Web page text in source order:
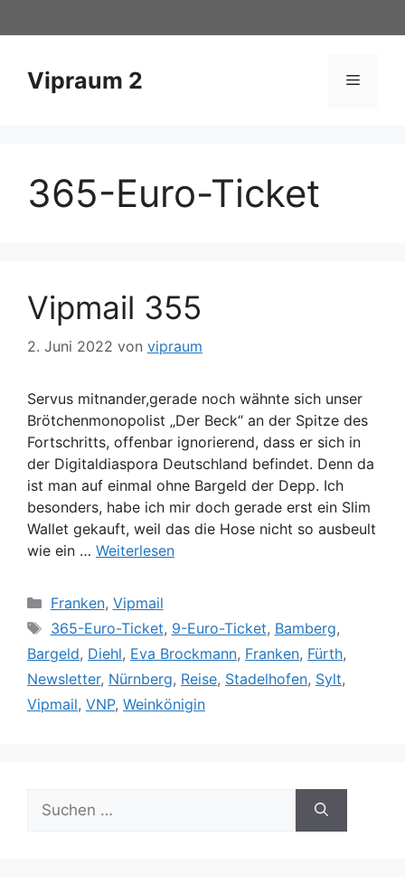
Inhalt
Vipraum 2 Menü
365-Euro-Ticket
Vipmail 355
2. Juni 2022 von vipraum
Servus mitnander,gerade noch wähnte sich unser
Brötchenmonopolist „Der Beck“ an der Spitze des
Fortschritts, offenbar ignorierend, dass er sich in
der Digitaldiaspora Deutschland befindet. Denn da
ist man auf einmal ohne Bargeld der Depp. Ich
besonders, habe ich mir doch gerade erst ein Slim
Wallet gekauft, weil das die Hose nicht so ausbeult
wie ein … Weiterlesen
Kategorien
Franken, Vipmail
Schlagwörter
365-Euro-Ticket, 9-Euro-Ticket, Bamberg,
Bargeld, Diehl, Eva Brockmann, Franken, Fürth,
Newsletter, Nürnberg, Reise, Stadelhofen, Sylt,
Vipmail, VNP, Weinkönigin
Suche
nach: